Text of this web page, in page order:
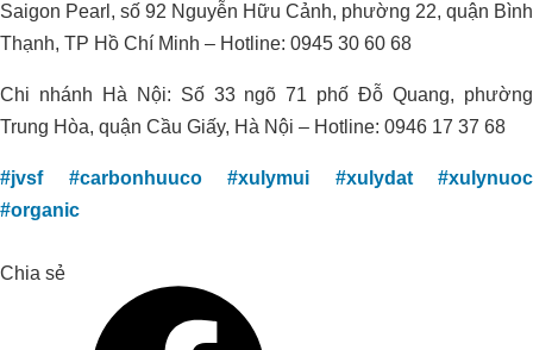
Saigon Pearl, số 92 Nguyễn Hữu Cảnh, phường 22, quận Bình
Thạnh, TP Hồ Chí Minh – Hotline: 0945 30 60 68
Chi nhánh Hà Nội: Số 33 ngõ 71 phố Đỗ Quang, phường
Trung Hòa, quận Cầu Giấy, Hà Nội – Hotline: 0946 17 37 68
#jvsf #carbonhuuco #xulymui #xulydat
#xulynuoc
#organic
Chia sẻ
Giải Pháp Organic Carbon Cho Khu
Sữa, Trường Thọ – Thủ Đức – TP. Hồ
Chí Minh